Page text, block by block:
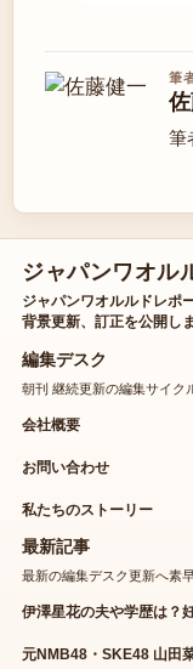
筆
筆
ジャパンワオル
ジャパンワオルルドレポ
背景更新、訂正を公開しま
編集デスク
朝刊 継続更新の編集サイク
会社概要
お問い合わせ
私たちのストーリー
最新記事
最新の編集デスク更新へ素
伊澤星花の夫や学歴は？
元NMB48・SKE48 山田